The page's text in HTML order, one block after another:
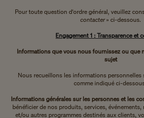
Pour toute question d'ordre général, veuillez
contacter» ci-dessous.
Engagement 1 : Transparence et
Informations que vous nous fournissez ou que
sujet
Nous recueillons les informations personnelles
comme indiqué ci-
Informations générales sur les personnes et les
bénéficier de nos produits, services,
et/ou autres programmes destinés aux clients,